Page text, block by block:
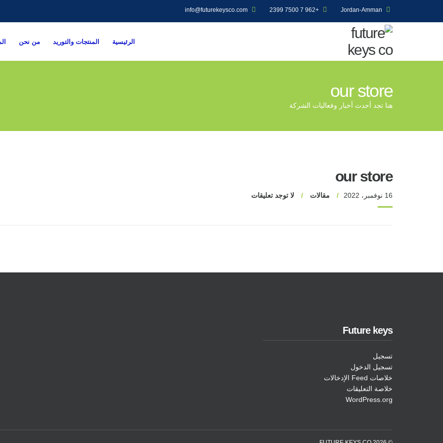
Jordan-Amman
+962 7 7500 2399
info@futurekeysco.com
الرئيسية المنتجات والتوريد من نحن
our store
هنا تجد أحدث أخبار وفعاليات الشركة
our store
16 نوفمبر، 2022 مقالات لا توجد تعليقات
Future keys
تسجيل
تسجيل الدخول
خلاصات Feed الإدخالات
خلاصة التعليقات
WordPress.org